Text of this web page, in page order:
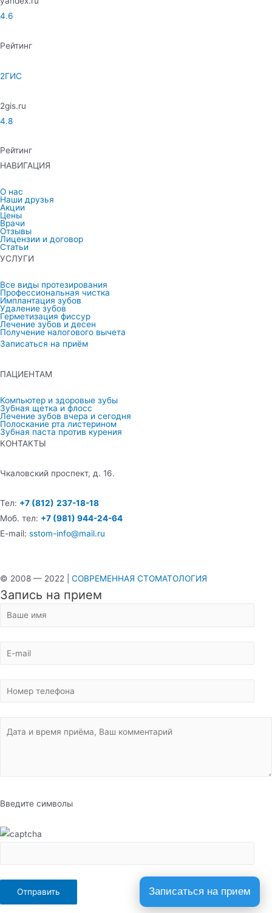
4.6
Рейтинг
2ГИС
2gis.ru
4.8
Рейтинг
НАВИГАЦИЯ
О нас
Наши друзья
Акции
Цены
Врачи
Отзывы
Лицензии и договор
Статьи
УСЛУГИ
Все виды протезирования
Профессиональная чистка
Имплантация зубов
Удаление зубов
Герметизация фиссур
Лечение зубов и десен
Получение налогового вычета
Записаться на приём
ПАЦИЕНТАМ
Компьютер и здоровые зубы
Зубная щетка и флосс
Лечение зубов вчера и сегодня
Полоскание рта листерином
Зубная паста против курения
Записаться на прием
КОНТАКТЫ
Чкаловский проспект, д. 16.
Тел: +7 (812) 237-18-18
Моб. тел: +7 (981) 944-24-64
E-mail: sstom-info@mail.ru
© 2008 — 2022 | СОВРЕМЕННАЯ СТОМАТОЛОГИЯ
Запись на прием
Введите символы